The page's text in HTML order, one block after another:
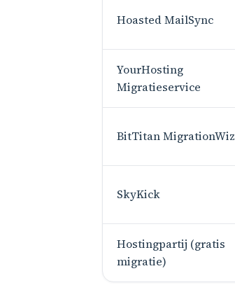
Hoasted MailSync
YourHosting
Migratieservice
BitTitan MigrationWiz
SkyKick
Hostingpartij (gratis
migratie)